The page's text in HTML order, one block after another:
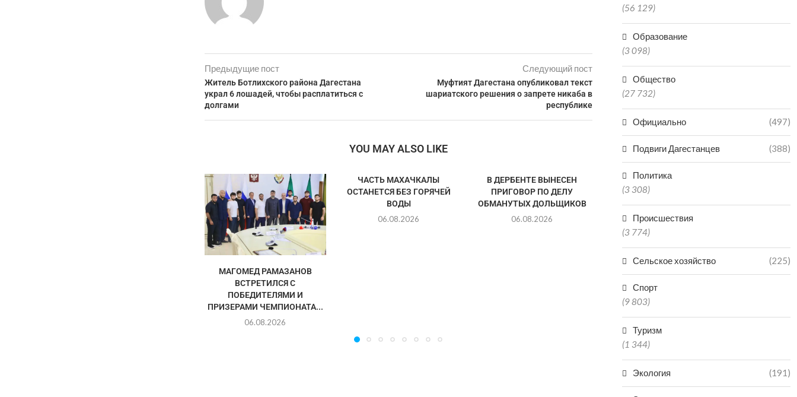
Предыдущие пост
Житель Ботлихского района Дагестана
украл 6 лошадей, чтобы расплатиться с
долгами
Следующий пост
Муфтият Дагестана опубликовал текст
шариатского решения о запрете никаба в
республике
YOU MAY ALSO LIKE
МАГОМЕД РАМАЗАНОВ
ВСТРЕТИЛСЯ С
ПОБЕДИТЕЛЯМИ И
ПРИЗЕРАМИ ЧЕМПИОНАТА...
06.08.2026
ЧАСТЬ МАХАЧКАЛЫ
ОСТАНЕТСЯ БЕЗ ГОРЯЧЕЙ
ВОДЫ
06.08.2026
В ДЕРБЕНТЕ ВЫНЕСЕН
ПРИГОВОР ПО ДЕЛУ
ОБМАНУТЫХ ДОЛЬЩИКОВ
06.08.2026
ЗАРАБОТАЛИ В КРЕПОСТИ
НАРЫН-КАЛА В ДАГЕСТАНЕ
(56 129)
Образование
(3 098)
Общество
(27 732)
Официально (497)
Подвиги Дагестанцев (388)
Политика
(3 308)
Происшествия
(3 774)
Сельское хозяйство (225)
Спорт
(9 803)
Туризм
(1 344)
Экология (191)